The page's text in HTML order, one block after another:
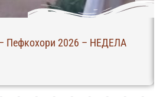
Пефкохори 2026 – НЕДЕЛА